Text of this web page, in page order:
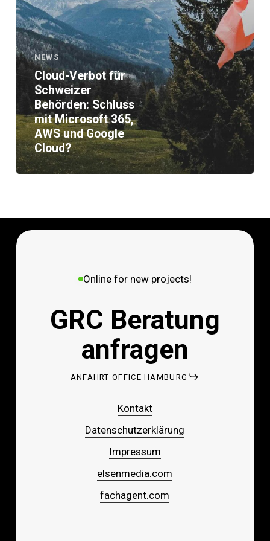
365,
AWS
und
Google
Cloud?
NEWS
Cloud-Verbot für
Schweizer
Behörden: Schluss
mit Microsoft 365,
AWS und Google
Cloud?
Online for new projects!
GRC Beratung
anfragen
ANFAHRT OFFICE HAMBURG
Kontakt
Datenschutzerklärung
Impressum
elsenmedia.com
fachagent.com